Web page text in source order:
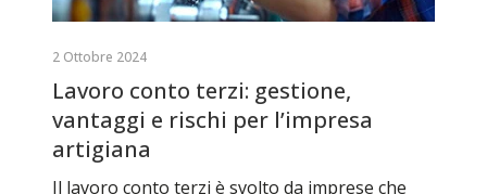
2 Ottobre 2024
Lavoro conto terzi: gestione,
vantaggi e rischi per l’impresa
artigiana
Il lavoro conto terzi è svolto da imprese che